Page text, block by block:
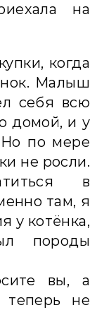
на
когда
Малыш
себя всю
домой, и у
по мере
не росли.
в
там, я
у котёнка,
породы
вы, а
не